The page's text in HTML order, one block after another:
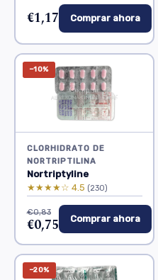
€1,17 Comprar ahora
−10%
CLORHIDRATO DE
NORTRIPTILINA
Nortriptyline
★★★★☆ 4.5 (230)
€0,83
€0,75 Comprar ahora
−20%